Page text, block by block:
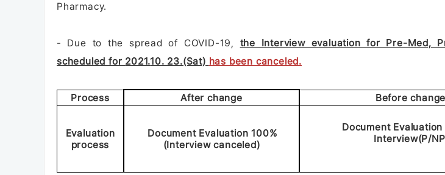
Pharmacy.
- Due to the spread of COVID-19, the Interview evaluation for Pre-Med,
scheduled for 2021.10. 23.(Sat) has been canceled.
Process After change Before change
Evaluation
process
Document Evaluation 100%
(Interview canceled)
Document Evaluation
Interview(P/